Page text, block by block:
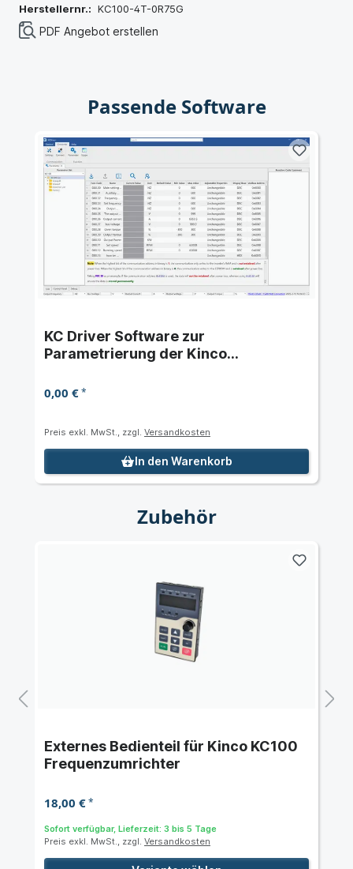
Herstellernr.: KC100-4T-0R75G
PDF Angebot erstellen
Passende Software
KC Driver Software zur
Parametrierung der Kinco
und KC200
0,00 €*
Preis exkl. MwSt., zzgl. Versandkosten
In den Warenkorb
Zubehör
Externes Bedienteil für Kinco KC100
Frequenzumrichter
18,00 €*
Sofort verfügbar, Lieferzeit: 3 bis 5 Tage
Preis exkl. MwSt., zzgl. Versandkosten